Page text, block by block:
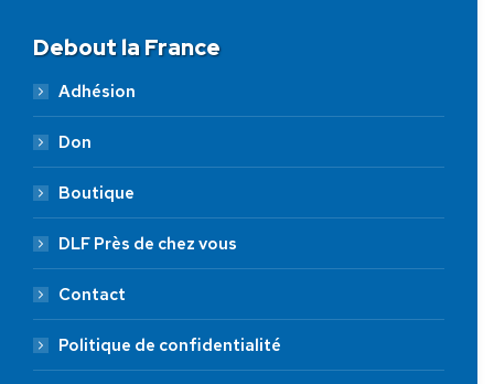
Debout la France
Adhésion
Don
Boutique
DLF Près de chez vous
Contact
Politique de confidentialité